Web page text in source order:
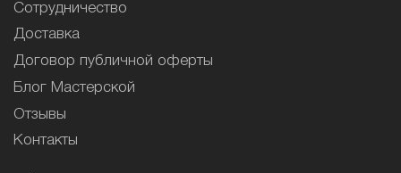
Сотрудничество
Доставка
Договор публичной оферты
Блог Мастерской
Отзывы
Контакты